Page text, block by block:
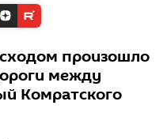
произошло
между
Комратского